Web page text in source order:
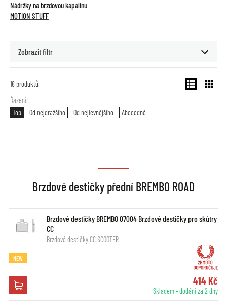
Nádržky na brzdovou kapalinu
MOTION STUFF
Zobrazit filtr
18 produktů
Řazení
Top
Od nejdražšího Od nejlevnějšího Abecedně
Brzdové destičky přední BREMBO ROAD
Brzdové destičky BREMBO 07004 Brzdové destičky pro skútry
CC
Brzdové destičky CC SCOOTER
NEW
414 Kč
Skladem - dodání za 2 dny